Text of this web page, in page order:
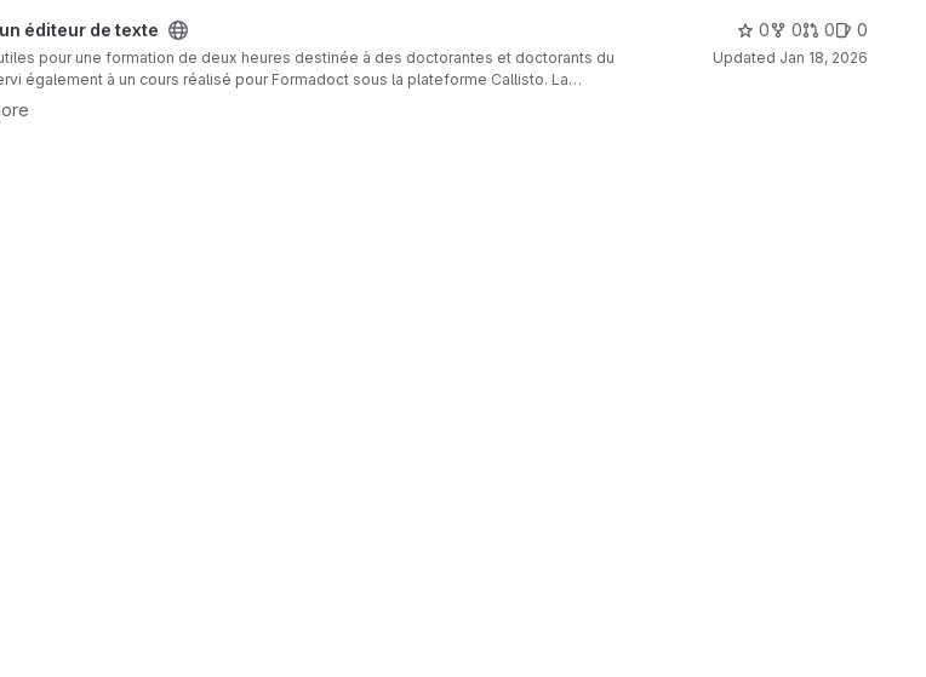
éditeur de texte
pour une formation de deux heures destinée à des doctorantes et doctorants du
également à un cours réalisé pour Formadoct sous la plateforme Callisto. La
l'adresse
0 0 0 0
Updated Jan 18, 2026